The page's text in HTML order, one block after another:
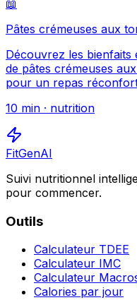
📖
Pâtes crémeuses aux
Découvrez les
de pâtes crémeuses
pour un repas
10 min · nutrition
FitGenAI
Suivi nutritionnel
pour commencer.
Outils
Calculateur TDEE
Calculateur IMC
Calculateur
Calories par jour